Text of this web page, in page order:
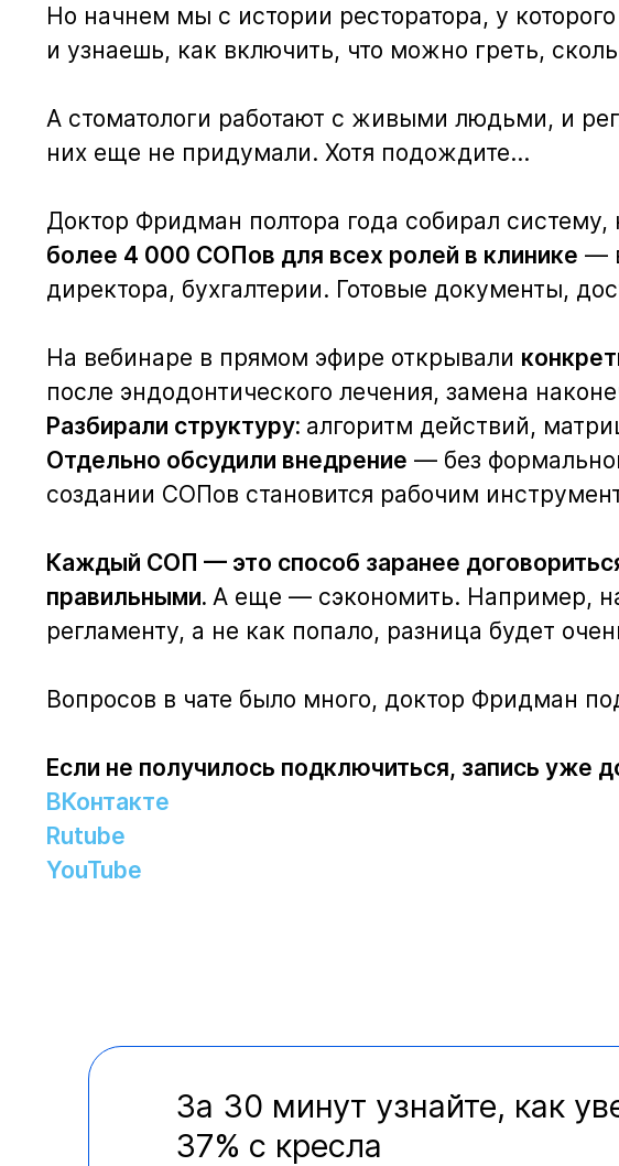
Но начнем мы с истории ресторатора, у
и узнаешь, как включить, что можно греть,
А стоматологи работают с живыми людьми, и
них еще не придумали. Хотя подождите…
Доктор Фридман полтора года собирал
более 4 000 СОПов для всех ролей в клинике —
директора, бухгалтерии. Готовые документы,
На вебинаре в прямом эфире открывали
после эндодонтического лечения, замена
Разбирали структуру: алгоритм действий,
Отдельно обсудили внедрение — без
создании СОПов становится рабочим
Каждый СОП — это способ заранее
правильными. А еще — сэкономить. Например,
регламенту, а не как попало, разница будет
Вопросов в чате было много, доктор Фридман
Если не получилось подключиться, запись уже
ВКонтакте
Rutube
YouTube
За 30 минут узнайте, как
37% с кресла